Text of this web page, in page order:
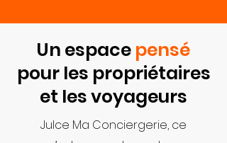
Un espace pensé
pour les propriétaires
et les voyageurs
Julce Ma Conciergerie, ce